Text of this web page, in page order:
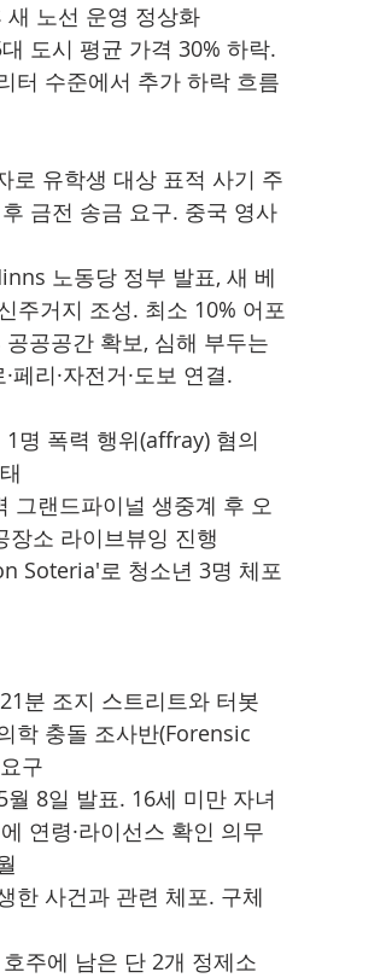
노선 운영 정상화
도시 평균 가격 30% 하락.
터 수준에서 추가 하락 흐름
로 유학생 대상 표적 사기 주
금전 송금 요구. 중국 영사
노동당 정부 발표, 새 베
주거지 조성. 최소 10% 어포
공공간 확보, 심해 부두는
리·자전거·도보 연결.
명 폭력 행위(affray) 혐의
그랜드파이널 생중계 후 오
소 라이브뷰잉 진행
Soteria'로 청소년 3명 체포
분 조지 스트리트와 터봇
학 충돌 조사반(Forensic
구
8일 발표. 16세 미만 자녀
연령·라이선스 확인 의무
한 사건과 관련 체포. 구체
주에 남은 단 2개 정제소